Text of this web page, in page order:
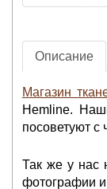
Описание
Магазин
Hemline.
посоветуют с
Так же у нас
фотографии и